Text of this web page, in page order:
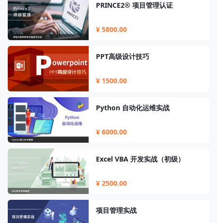
PRINCE2® 项目管理认证
¥ 5800.00
PPT高级设计技巧
¥ 1500.00
Python 自动化运维实战
¥ 6000.00
Excel VBA 开发实战（初级）
¥ 2500.00
项目管理实战